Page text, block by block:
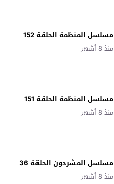
مسلسل المنظمة الحلقة 152
منذ 8 أشهر
مسلسل المنظمة الحلقة 151
منذ 8 أشهر
مسلسل المشردون الحلقة 36
منذ 8 أشهر